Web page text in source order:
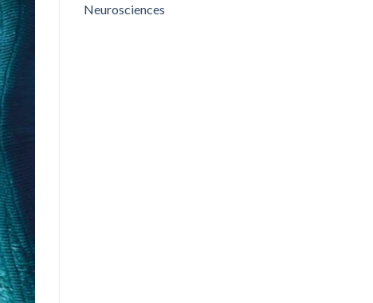
Neurosciences